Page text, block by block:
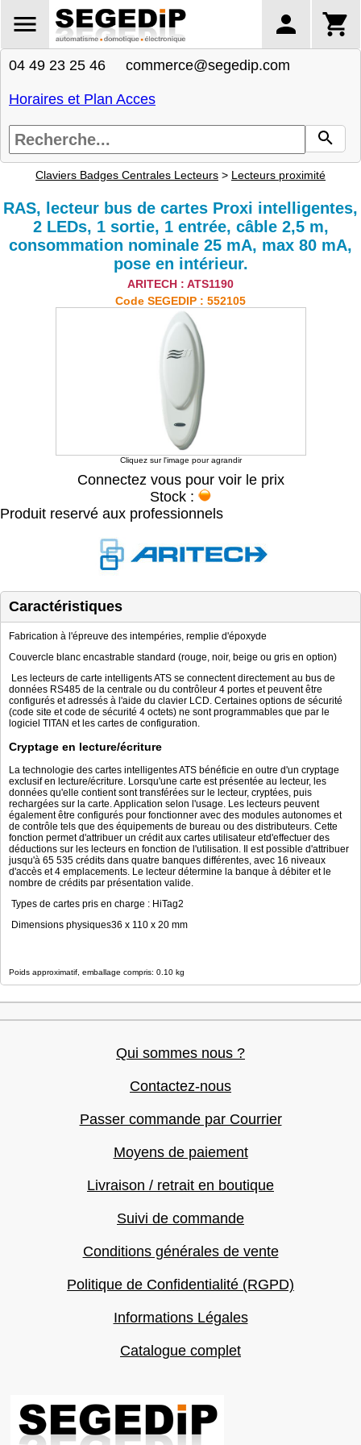
04 49 23 25 46 commerce@segedip.com
Horaires et Plan Acces
Claviers Badges Centrales Lecteurs > Lecteurs proximité
RAS, lecteur bus de cartes Proxi intelligentes,
2 LEDs, 1 sortie, 1 entrée, câble 2,5 m,
consommation nominale 25 mA, max 80 mA,
pose en intérieur.
ARITECH : ATS1190
Code SEGEDIP : 552105
Cliquez sur l'image pour agrandir
Connectez vous pour voir le prix
Stock :
Produit reservé aux professionnels
Caractéristiques
Fabrication à l'épreuve des intempéries, remplie d'époxyde
Couvercle blanc encastrable standard (rouge, noir, beige ou gris en option)
Les lecteurs de carte intelligents ATS se connectent directement au bus de
données RS485 de la centrale ou du contrôleur 4 portes et peuvent être
configurés et adressés à l'aide du clavier LCD. Certaines options de sécurité
(code site et code de sécurité 4 octets) ne sont programmables que par le
logiciel TITAN et les cartes de configuration.
Cryptage en lecture/écriture
La technologie des cartes intelligentes ATS bénéficie en outre d'un cryptage
exclusif en lecture/écriture. Lorsqu'une carte est présentée au lecteur, les
données qu'elle contient sont transférées sur le lecteur, cryptées, puis
rechargées sur la carte. Application selon l'usage. Les lecteurs peuvent
également être configurés pour fonctionner avec des modules autonomes et
de contrôle tels que des équipements de bureau ou des distributeurs. Cette
fonction permet d'attribuer un crédit aux cartes utilisateur etd'effectuer des
déductions sur les lecteurs en fonction de l'utilisation. Il est possible d'attribuer
jusqu'à 65 535 crédits dans quatre banques différentes, avec 16 niveaux
d'accès et 4 emplacements. Le lecteur détermine la banque à débiter et le
nombre de crédits par présentation valide.
Types de cartes pris en charge : HiTag2
Dimensions physiques36 x 110 x 20 mm
Poids approximatif, emballage compris: 0.10 kg
Qui sommes nous ?
Contactez-nous
Passer commande par Courrier
Moyens de paiement
Livraison / retrait en boutique
Suivi de commande
Conditions générales de vente
Politique de Confidentialité (RGPD)
Informations Légales
Catalogue complet